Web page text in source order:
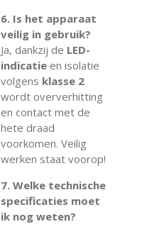
6. Is het apparaat
veilig in gebruik?
Ja, dankzij de LED-
indicatie en isolatie
volgens klasse 2
wordt oververhitting
en contact met de
hete draad
voorkomen. Veilig
werken staat voorop!
7. Welke technische
specificaties moet
ik nog weten?